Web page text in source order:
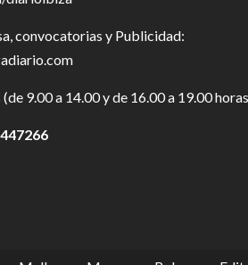
convocatorias y Publicidad:
(de 9.00 a 14.00 y de 16.00 a 19.00